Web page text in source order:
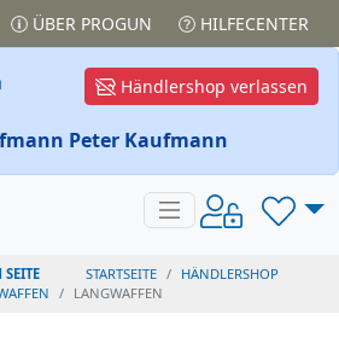
ÜBER PROGUN HILFECENTER
Händlershop verlassen
Peter Kaufmann
SEITE STARTSEITE
HÄNDLERSHOP
LANGWAFFEN